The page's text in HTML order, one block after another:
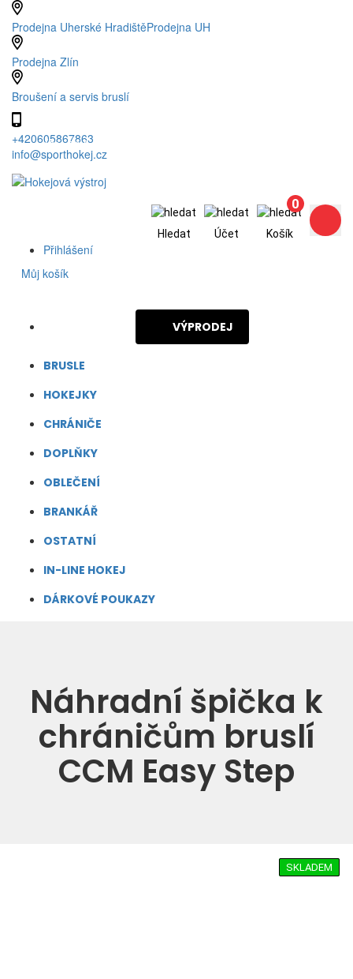
Prodejna Uherské HradištěProdejna UH
Prodejna Zlín
Broušení a servis bruslí
+420605867863
(Po – Pá: 8 - 17h)
info@sporthokej.cz
Hledat Účet
0
Košík
Přihlášení
Můj košík
VÝPRODEJ
BRUSLE
HOKEJKY
CHRÁNIČE
DOPLŇKY
OBLEČENÍ
BRANKÁŘ
OSTATNÍ
IN-LINE HOKEJ
DÁRKOVÉ POUKAZY
Náhradní špička k
chráničům bruslí
CCM Easy Step
SKLADEM